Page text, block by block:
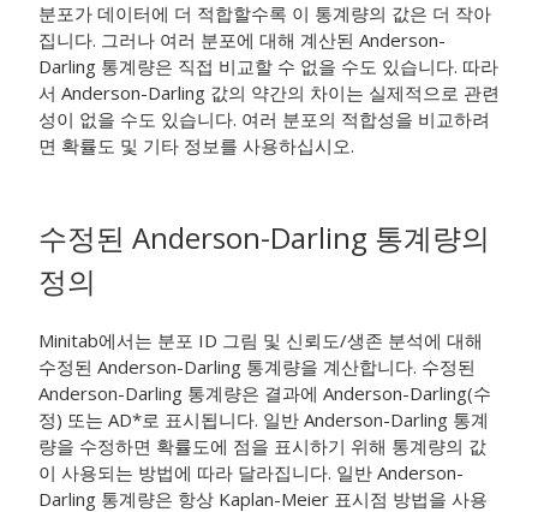
분포가 데이터에 더 적합할수록 이 통계량의 값은 더 작아
집니다. 그러나 여러 분포에 대해 계산된 Anderson-
Darling 통계량은 직접 비교할 수 없을 수도 있습니다. 따라
서 Anderson-Darling 값의 약간의 차이는 실제적으로 관련
성이 없을 수도 있습니다. 여러 분포의 적합성을 비교하려
면 확률도 및 기타 정보를 사용하십시오.
수정된 Anderson-Darling 통계량의
정의
Minitab에서는 분포 ID 그림 및 신뢰도/생존 분석에 대해
수정된 Anderson-Darling 통계량을 계산합니다. 수정된
Anderson-Darling 통계량은 결과에 Anderson-Darling(수
정) 또는 AD*로 표시됩니다. 일반 Anderson-Darling 통계
량을 수정하면 확률도에 점을 표시하기 위해 통계량의 값
이 사용되는 방법에 따라 달라집니다. 일반 Anderson-
Darling 통계량은 항상 Kaplan-Meier 표시점 방법을 사용